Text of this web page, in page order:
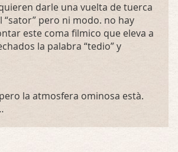
darle una vuelta de tuerca
“sator” pero ni modo. no hay
este coma filmico que eleva a
la palabra “tedio” y
la atmosfera ominosa està.